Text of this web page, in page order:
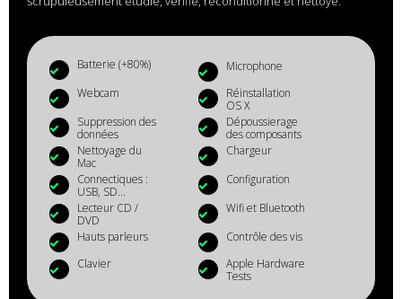
Batterie (+80%)
Microphone
Webcam
Réinstallation
OS X
Suppression des
données
Dépoussierage
des composants
Nettoyage du
Mac
Chargeur
Connectiques :
USB, SD...
Configuration
Lecteur CD /
DVD
Wifi et Bluetooth
Hauts parleurs
Contrôle des vis
Clavier
Apple Hardware
Tests